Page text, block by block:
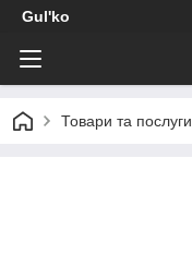
Gul'ko
Товари та послуги